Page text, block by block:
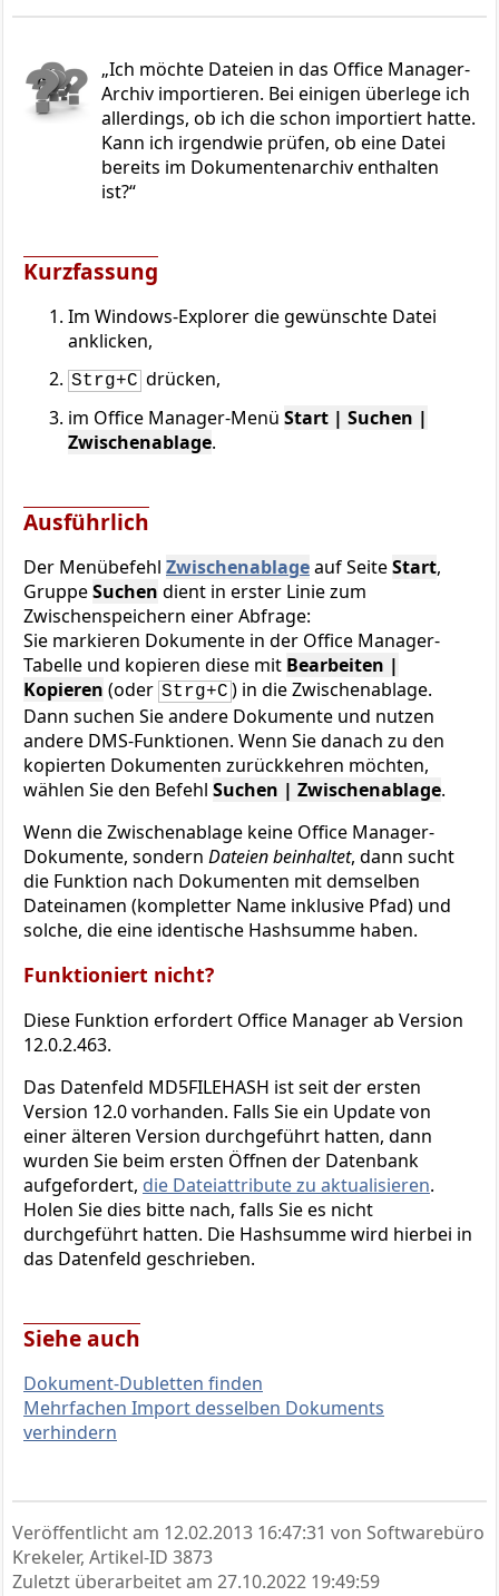
Ich möchte Dateien in das Office Manager-
Archiv importieren. Bei einigen überlege ich
allerdings, ob ich die schon importiert hatte.
Kann ich irgendwie prüfen, ob eine Datei
bereits im Dokumentenarchiv enthalten
ist?
Kurzfassung
Im Windows-Explorer die gewünschte Datei
anklicken,
Strg+C drücken,
im Office Manager-Menü Start | Suchen |
Zwischenablage.
Ausführlich
Der Menübefehl Zwischenablageauf SeiteStart,
GruppeSuchen dient in erster Linie zum
Zwischenspeichern einer Abfrage:
Sie markieren Dokumente in der Office Manager-
Tabelle und kopieren diese mit Bearbeiten |
Kopieren (oder Strg+C ) in die Zwischenablage.
Dann suchen Sie andere Dokumente und nutzen
andere DMS-Funktionen. Wenn Sie danach zu den
kopierten Dokumenten zurückkehren möchten,
wählen Sie den Befehl Suchen | Zwischenablage.
Wenn die Zwischenablage keine Office Manager-
Dokumente, sondern Dateien beinhaltet, dann sucht
die Funktion nach Dokumenten mit demselben
Dateinamen (kompletter Name inklusive Pfad) und
solche, die eine identische Hashsumme haben.
Funktioniert nicht?
Diese Funktion erfordert Office Manager ab Version
12.0.2.463.
Das Datenfeld MD5FILEHASH ist seit der ersten
Version 12.0 vorhanden. Falls Sie ein Update von
einer älteren Version durchgeführt hatten, dann
wurden Sie beim ersten Öffnen der Datenbank
aufgefordert, die Dateiattribute zu aktualisieren.
Holen Sie dies bitte nach, falls Sie es nicht
durchgeführt hatten. Die Hashsumme wird hierbei in
das Datenfeld geschrieben.
Siehe auch
Dokument-Dubletten finden
Mehrfachen Import desselben Dokuments
verhindern
Veröffentlicht am 12.02.2013 16:47:31 von Softwarebüro
Krekeler, Artikel-ID 3873
Zuletzt überarbeitet am 27.10.2022 19:49:59